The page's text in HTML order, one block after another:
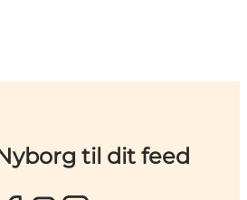
til dit feed